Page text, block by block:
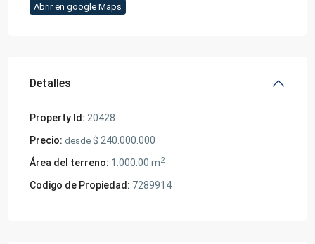
Abrir en google Maps
Detalles
Property Id: 20428
Precio: desde $ 240.000.000
Área del terreno: 1.000.00 m2
Codigo de Propiedad: 7289914